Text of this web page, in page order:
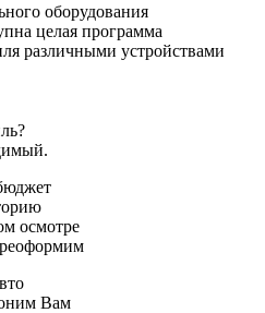
оборудования
целая программа
различными устройствами
осмотре
Вам